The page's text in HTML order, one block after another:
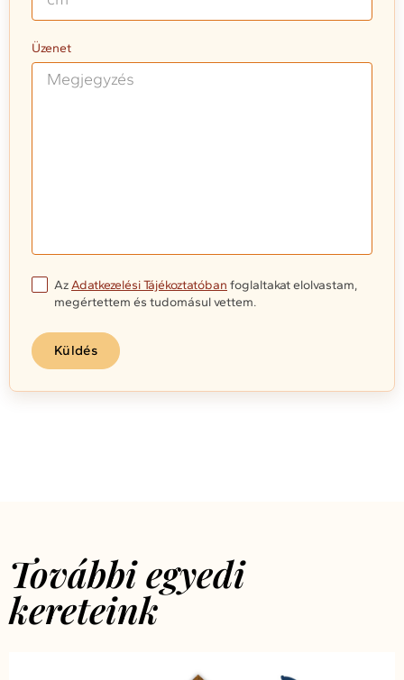
Üzenet
AzAdatkezelési Tájékoztatóban foglaltakat elolvastam,
megértettem és tudomásul vettem.
Küldés
További egyedi
kereteink